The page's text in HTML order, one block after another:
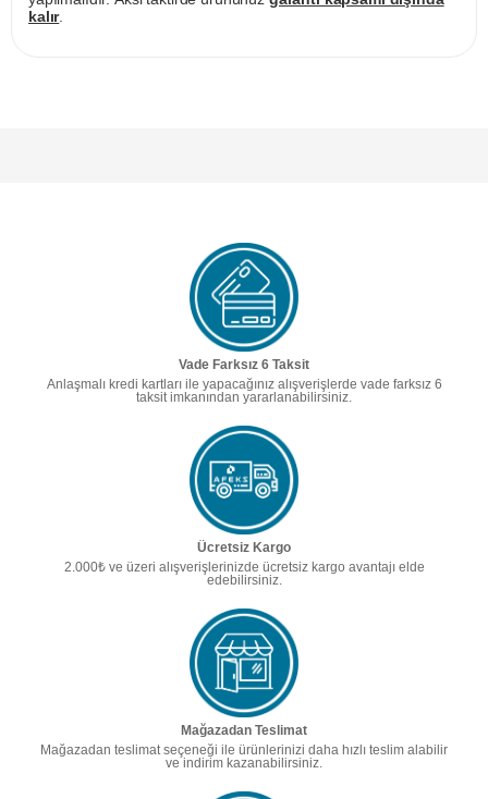
kalır.
Vade Farksız 6 Taksit
Anlaşmalı kredi kartları ile yapacağınız alışverişlerde vade farksız 6
taksit imkanından yararlanabilirsiniz.
Ücretsiz Kargo
2.000₺ ve üzeri alışverişlerinizde ücretsiz kargo avantajı elde
edebilirsiniz.
Mağazadan Teslimat
Mağazadan teslimat seçeneği ile ürünlerinizi daha hızlı teslim alabilir
ve indirim kazanabilirsiniz.